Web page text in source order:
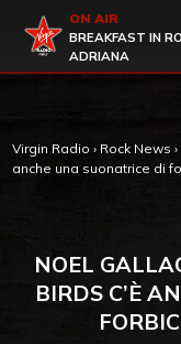
Virgin Radio
ON AIR
BREAKFAST IN
ADRIANA
Virgin Radio › Rock News ›
anche una suonatrice di
NOEL
BIRDS C’È